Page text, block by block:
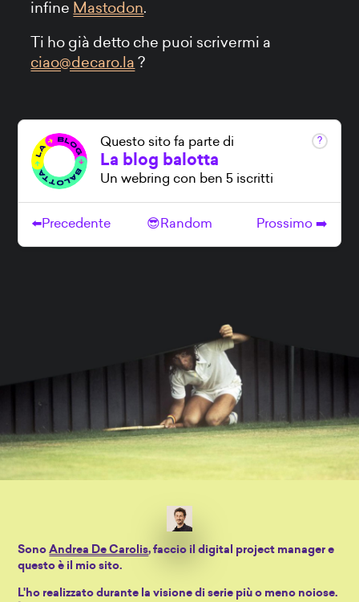
infine Mastodon.
Ti ho già detto che puoi scrivermi a
ciao@decaro.la ?
SonoAndrea De Carolis, faccio il digital project manager e
questo è il mio sito.
L'ho realizzato durante la visione di serie più o meno noiose.